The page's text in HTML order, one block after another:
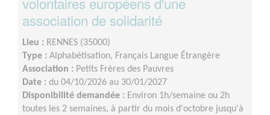
association de solidarité
Lieu : RENNES (35000)
Type : Alphabétisation, Français Langue Étrangère
Association : Petits Frères des Pauvres
Date : du 04/10/2026 au 30/01/2027
Disponibilité demandée : Environ 1h/semaine ou 2h
toutes les 2 semaines, à partir du mois d'octobre jusqu'à